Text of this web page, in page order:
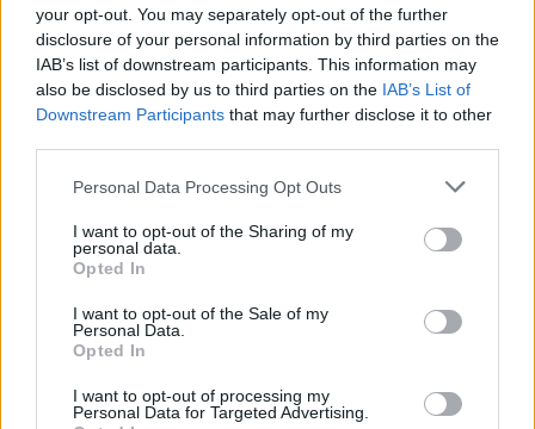
your opt-out. You may separately opt-out of the further
disclosure of your personal information by third parties on the
IAB’s list of downstream participants. This information may
also be disclosed by us to third parties on the IAB’s List of
Downstream Participants that may further disclose it to other
Personal Data Processing Opt Outs
I want to opt-out of the Sharing of my
personal data.
Opted In
I want to opt-out of the Sale of my
Personal Data.
Opted In
I want to opt-out of processing my
Personal Data for Targeted Advertising.
Esim for Global
for Turkey|Esim for Germany|Esim for Greece |